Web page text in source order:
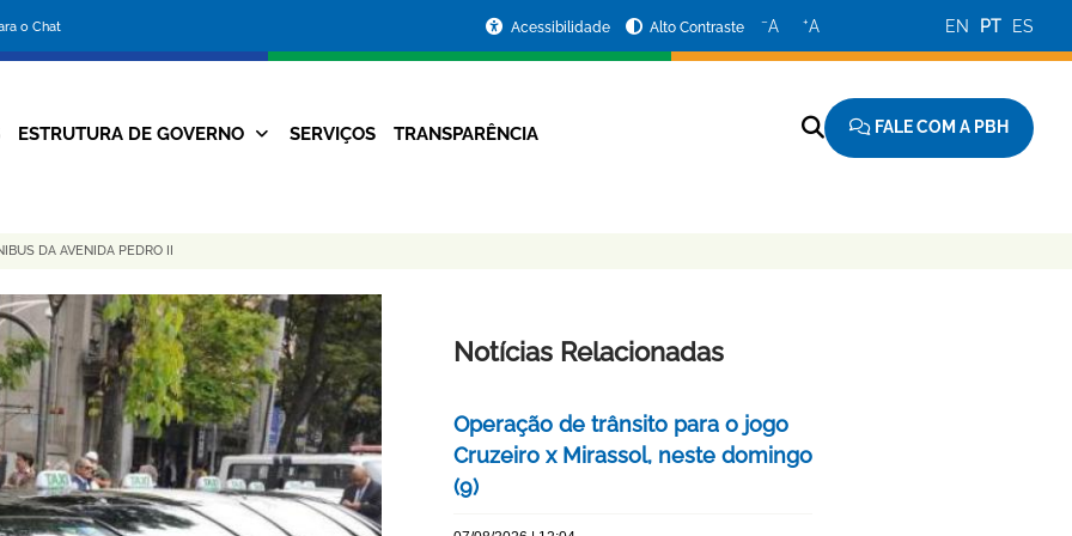
o Chat
da
Prefeitura
Acessibilidade Alto Contraste −A +A EN PT ES
Navegação
ESTRUTURA DE GOVERNO SERVIÇOS TRANSPARÊNCIA FALE COM A PBH
DA AVENIDA PEDRO II
Notícias Relacionadas
Operação de trânsito para o jogo
Cruzeiro x Mirassol, neste domingo
(9)